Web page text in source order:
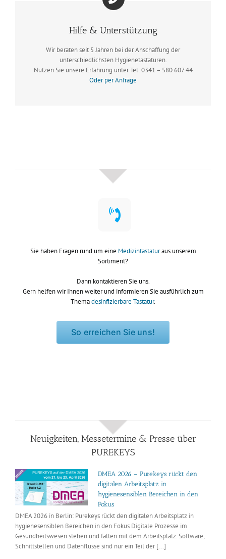
Hilfe & Unterstützung
Wir beraten seit 5 Jahren bei der Anschaffung der
unterschiedlichsten Hygienetastaturen.
Nutzen Sie unsere Erfahrung unter Tel: 0341 – 580 607 44
Oder per Anfrage
Sie haben Fragen rund um eine Medizintastaturaus unserem
Sortiment?
Dann kontaktieren Sie uns.
Gern helfen wir Ihnen weiter und informieren Sie ausführlich zum
Themadesinfizierbare Tastatur.
So erreichen Sie uns!
Neuigkeiten, Messetermine & Presse über
PUREKEYS
DMEA 2026 – Purekeys rückt den
digitalen Arbeitsplatz in
hygienesensiblen Bereichen in den
Fokus
DMEA 2026 in Berlin: Purekeys rückt den digitalen Arbeitsplatz in
hygienesensiblen Bereichen in den Fokus Digitale Prozesse im
Gesundheitswesen stehen und fallen mit dem Arbeitsplatz. Software,
Schnittstellen und Datenflüsse sind nur ein Teil der [...]